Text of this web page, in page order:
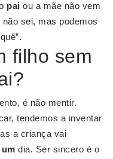
pai ou a mãe não vem
sei, mas podemos
filho sem
é não mentir.
tendemos a inventar
a criança vai
um dia. Ser sincero é o